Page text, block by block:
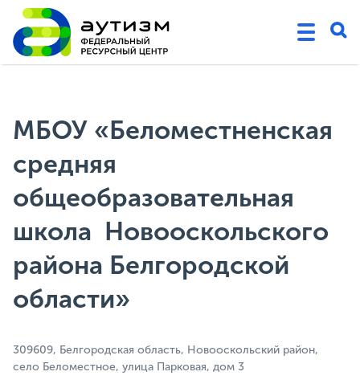
МБОУ «Беломестненская
средняя
общеобразовательная
школа Новооскольского
района Белгородской
области»
309609, Белгородская область, Новооскольский район,
село Беломестное, улица Парковая, дом 3